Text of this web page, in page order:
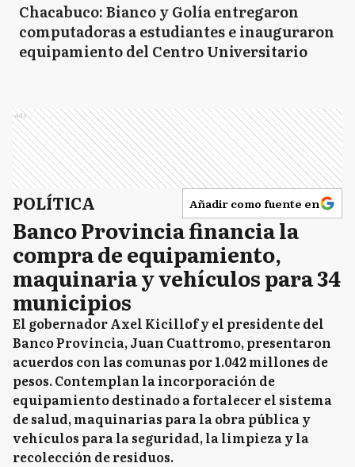
Chacabuco: Bianco y Golía entregaron
computadoras a estudiantes e inauguraron
equipamiento del Centro Universitario
Ads
POLÍTICA Añadir como fuente en
Banco Provincia financia la
compra de equipamiento,
maquinaria y vehículos para 34
municipios
El gobernador Axel Kicillof y el presidente del
Banco Provincia, Juan Cuattromo, presentaron
acuerdos con las comunas por 1.042 millones de
pesos. Contemplan la incorporación de
equipamiento destinado a fortalecer el sistema
de salud, maquinarias para la obra pública y
vehículos para la seguridad, la limpieza y la
recolección de residuos.